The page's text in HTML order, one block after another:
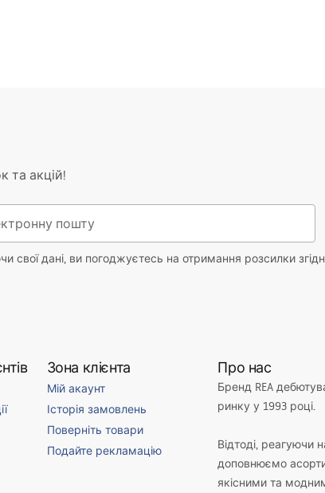
та акцій!
свої дані, ви погоджуєтесь на отримання розсилки
Зона клієнта
Мій акаунт
Історія замовлень
Поверніть товари
Подайте рекламацію
Про нас
Бренд REA
ринку у 1993 році.
Відтоді, реагуючи
доповнюємо
якісними та